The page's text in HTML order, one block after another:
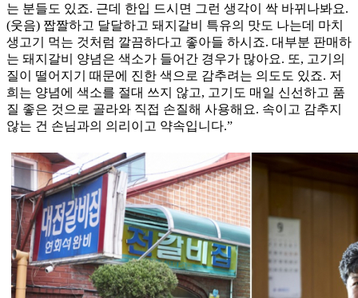
는 분들도 있죠. 근데 한입 드시면 그런 생각이 싹 바뀌나봐요.
(웃음) 짭짤하고 달달하고 돼지갈비 특유의 맛도 나는데 마치
생고기 먹는 것처럼 깔끔하다고 좋아들 하시죠. 대부분 판매하
는 돼지갈비 양념은 색소가 들어간 경우가 많아요. 또, 고기의
질이 떨어지기 때문에 진한 색으로 감추려는 의도도 있죠. 저
희는 양념에 색소를 절대 쓰지 않고, 고기도 매일 신선하고 품
질 좋은 것으로 골라와 직접 손질해 사용해요. 속이고 감추지
않는 건 손님과의 의리이고 약속입니다.”